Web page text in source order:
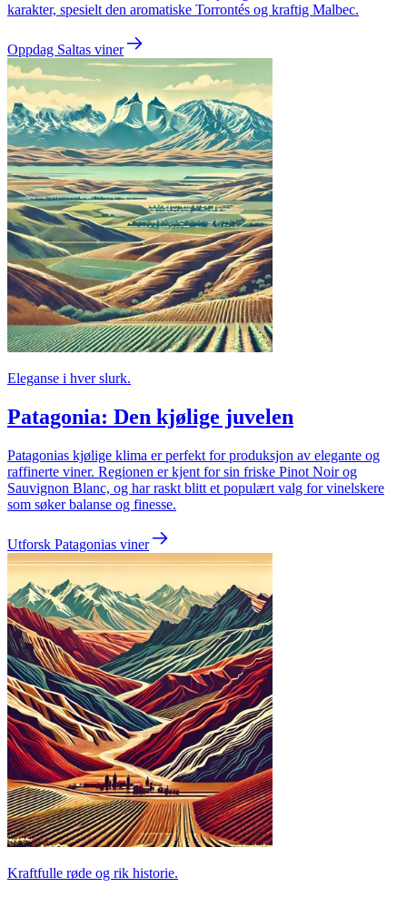
karakter, spesielt den aromatiske Torrontés og kraftig Malbec.
Oppdag Saltas viner
Eleganse i hver slurk.
Patagonia: Den kjølige juvelen
Patagonias kjølige klima er perfekt for produksjon av elegante og
raffinerte viner. Regionen er kjent for sin friske Pinot Noir og
Sauvignon Blanc, og har raskt blitt et populært valg for vinelskere
som søker balanse og finesse.
Utforsk Patagonias viner
Kraftfulle røde og rik historie.